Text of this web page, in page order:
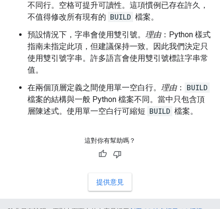
不同行。空格可提升可讀性。這項慣例已存在許久，
不值得修改所有現有的 BUILD 檔案。
預設情況下，字串會使用雙引號。 理由：Python 樣式
指南未指定此項，但建議保持一致。因此我們決定只
使用雙引號字串。許多語言會使用雙引號標註字串常
值。
在兩個頂層定義之間使用單一空白行。 理由：
BUILD
檔案的結構與一般 Python 檔案不同。當中只包含頂
層陳述式。使用單一空白行可縮短 BUILD 檔案。
這對你有幫助嗎？
提供意見